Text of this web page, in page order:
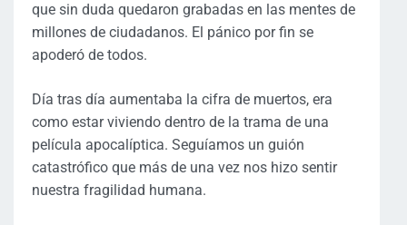
que sin duda quedaron grabadas en las mentes de
millones de ciudadanos. El pánico por fin se
apoderó de todos.
Día tras día aumentaba la cifra de muertos, era
como estar viviendo dentro de la trama de una
película apocalíptica. Seguíamos un guión
catastrófico que más de una vez nos hizo sentir
nuestra fragilidad humana.